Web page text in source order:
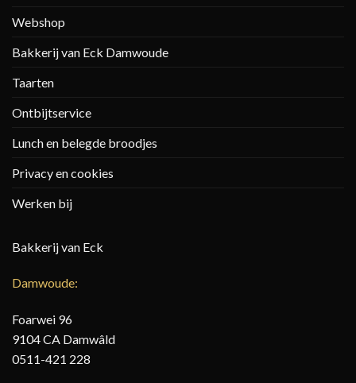
Webshop
Bakkerij van Eck Damwoude
Taarten
Ontbijtservice
Lunch en belegde broodjes
Privacy en cookies
Werken bij
Bakkerij van Eck
Damwoude:
Foarwei 96
9104 CA Damwâld
0511-421 228